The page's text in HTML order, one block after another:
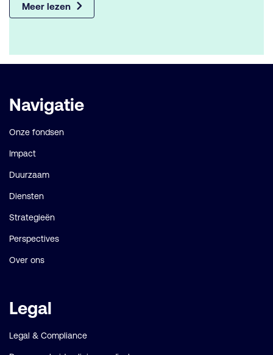
Meer lezen
Belangrijke
links
Navigatie
Onze fondsen
Impact
Duurzaam
Diensten
Strategieën
Perspectives
Over ons
Legal
Legal & Compliance